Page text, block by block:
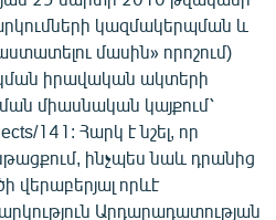
կազմակերպման և
մասին» որոշում)
իրավական ակտերի
միասնական կայքում՝
141: Հարկ է նշել, որ
ինչպես նաև դրանից
վերաբերյալ որևէ
Արդարադատության